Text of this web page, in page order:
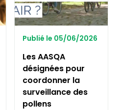
Publié le 05/06/2026
Les AASQA
désignées pour
coordonner la
surveillance des
pollens